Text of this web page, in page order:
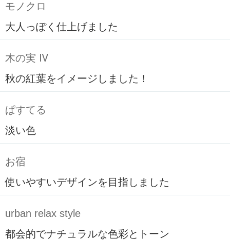
モノクロ
大人っぽく仕上げました
木の実 Ⅳ
秋の紅葉をイメージしました！
ぱすてる
淡い色
お宿
使いやすいデザインを目指しました
urban relax style
都会的でナチュラルな色彩とトーン